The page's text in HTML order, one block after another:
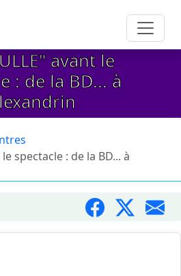
avant le
: de la BD... à
spectacle : de la BD... à